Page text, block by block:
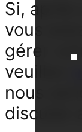
Si,
vous
gérer
veuillez
nous
discuter